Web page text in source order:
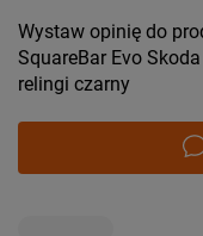
Wystaw opinię do
SquareBar Evo
relingi czarny